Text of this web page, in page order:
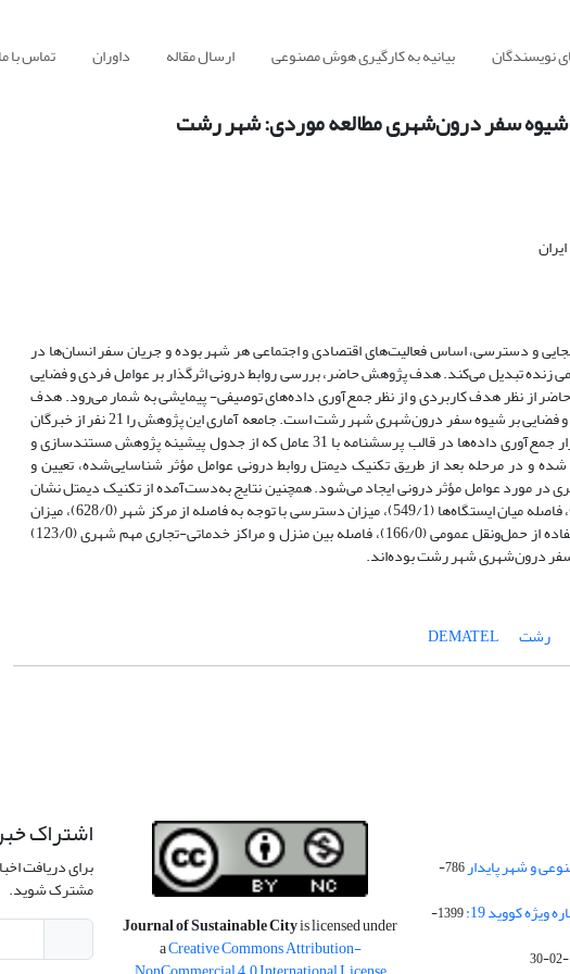
نویسندگان بیانیه به کارگیری هوش مصنوعی ارسال مقاله داوران تماس با ما
شیوه سفر درون‌شهری مطالعه موردی: شهر رشت
و دسترسی، اساس فعالیت‌های اقتصادی و اجتماعی هر شهر بوده و جریان سفر انسان‌ها در
زنده تبدیل می‌کند. هدف پژوهش حاضر، بررسی روابط درونی اثرگذار بر عوامل فردی و فضایی
نظر هدف کاربردی و از نظر جمع‌آوری داده‌های توصیفی- پیمایشی به شمار می‌رود. هدف
پژوهش حاضر، بررسی روابط درونی اثرگذار بر عوامل فردی و فضایی بر شیوه سفر درون‌شهری شهر رشت است. جامعه آماری این پژوهش را 21 نفر از خبرگان
برنامه‌ریزی شهری و حمل‌ونقل شهری تشکیل می‌دهند. ابزار جمع‌آوری داده‌ها در قالب پرسشنامه با 31 عامل که از جدول پیشینه پژوهش مستندسازی و
در مرحله بعد از طریق تکنیک دیمتل روابط درونی عوامل مؤثر شناسایی‌شده، تعیین و
در مورد عوامل مؤثر درونی ایجاد می‌شود. همچنین نتایج به‌دست‌آمده از تکنیک دیمتل نشان
داد که میزان دسترسی با توجه به هزینه‌های سفر (695/1)، فاصله میان ایستگاه‌ها (549/1)، میزان دسترسی با توجه به فاصله از مرکز شهر (628/0)، میزان
دسترسی با توجه به ترافیک (254/0)، میزان تمایل در استفاده از حمل‌ونقل عمومی (166/0)، فاصله بین منزل و مراکز خدماتی-تجاری مهم شهری (123/0)
سفر درون‌شهری شهر رشت بوده‌اند.
رشت DEMATEL
و شهر پایدار
786-
کووید 19:
1399-
Journal of Sustainable Cityis licensed under
aCreative Commons Attribution-
اشتراک
برای دریافت
مشترک شوید.